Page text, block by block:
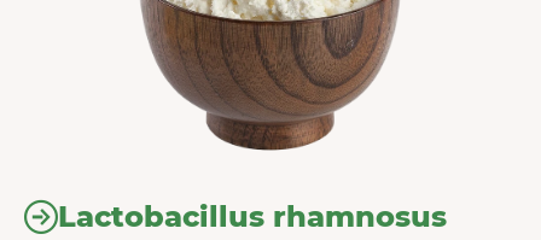
Lactobacillus rhamnosus